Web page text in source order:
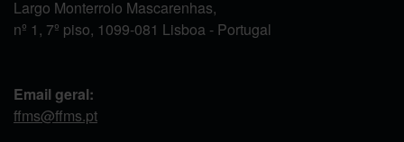
Largo Monterroio Mascarenhas,
nº 1, 7º piso, 1099-081 Lisboa - Portugal
Email geral:
ffms@ffms.pt